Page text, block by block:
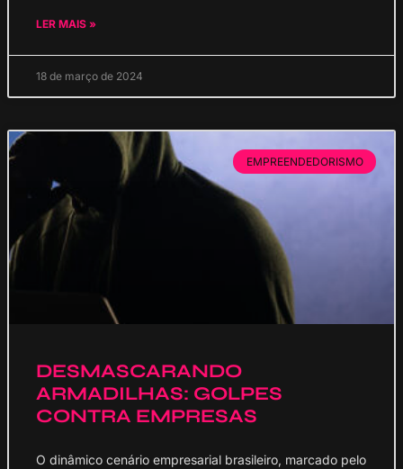
LER MAIS »
18 de março de 2024
EMPREENDEDORISMO
DESMASCARANDO
ARMADILHAS: GOLPES
CONTRA EMPRESAS
O dinâmico cenário empresarial brasileiro, marcado pelo